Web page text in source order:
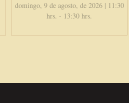
domingo, 9 de agosto, de 2026 | 11:30
hrs. - 13:30 hrs.